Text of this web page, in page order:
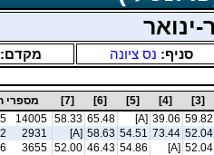
ינואר
סניף: נס ציונה מקדם:
[3]
[4]
[5]
[6]
[7] מספרי
59.82
39.06
[A]
65.48
58.33
14005
52.04
73.44
54.51
58.63
[A]
2931
52.04
[A]
54.86
46.43
52.00
3655